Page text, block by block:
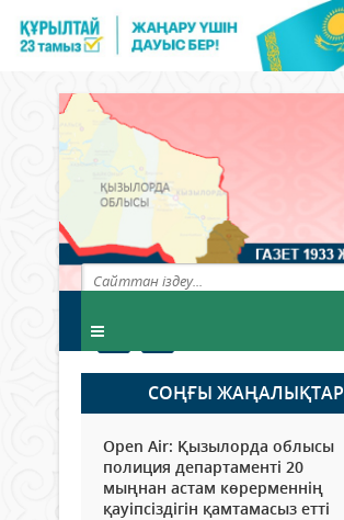
СОҢҒЫ ЖАҢАЛЫҚТАР
Open Air: Қызылорда облысы
полиция департаменті 20
мыңнан астам көрерменнің
қауіпсіздігін қамтамасыз етті